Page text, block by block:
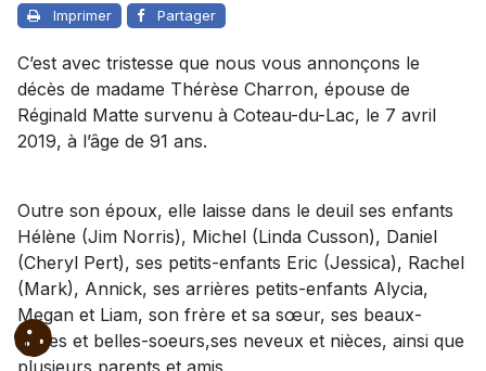
Imprimer Partager
C’est avec tristesse que nous vous annonçons le
décès de madame Thérèse Charron, épouse de
Réginald Matte survenu à Coteau-du-Lac, le 7 avril
2019, à l’âge de 91 ans.
Outre son époux, elle laisse dans le deuil ses enfants
Hélène (Jim Norris), Michel (Linda Cusson), Daniel
(Cheryl Pert), ses petits-enfants Eric (Jessica), Rachel
(Mark), Annick, ses arrières petits-enfants Alycia,
Megan et Liam, son frère et sa sœur, ses beaux-
frères et belles-soeurs,ses neveux et nièces, ainsi que